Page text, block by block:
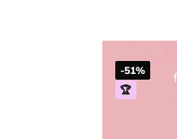
-51%
🏆